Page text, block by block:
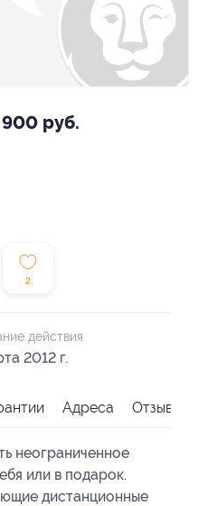
900 руб.
2
действия
2012 г.
Адреса Отзывы
неограниченное
или в подарок.
дистанционные